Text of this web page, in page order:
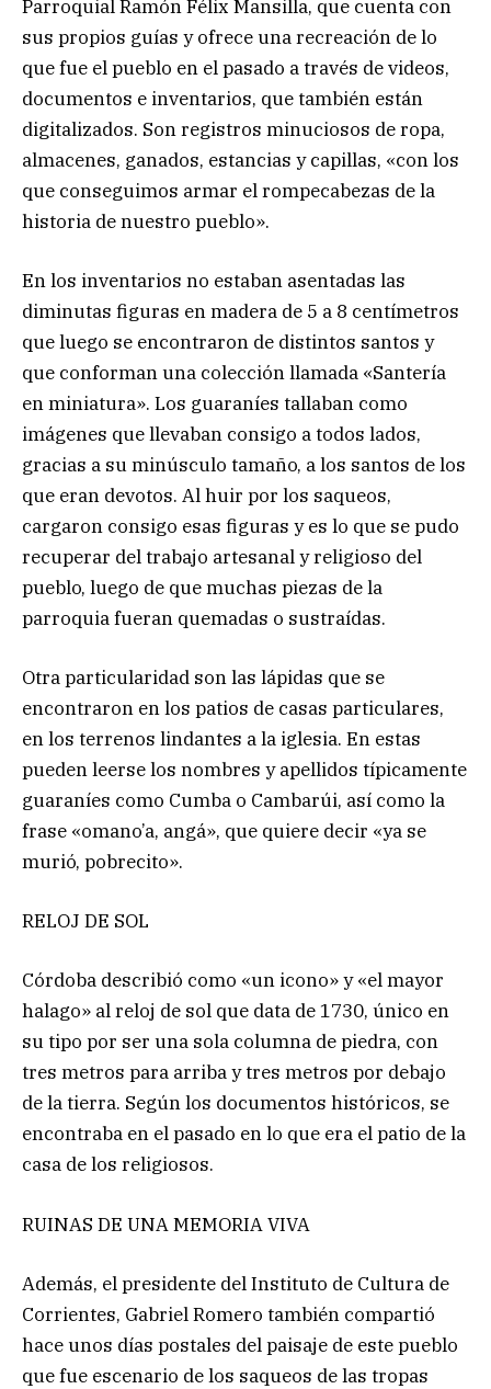
Parroquial Ramón Félix Mansilla, que cuenta con
sus propios guías y ofrece una recreación de lo
que fue el pueblo en el pasado a través de videos,
documentos e inventarios, que también están
digitalizados. Son registros minuciosos de ropa,
almacenes, ganados, estancias y capillas, «con los
que conseguimos armar el rompecabezas de la
historia de nuestro pueblo».
En los inventarios no estaban asentadas las
diminutas figuras en madera de 5 a 8 centímetros
que luego se encontraron de distintos santos y
que conforman una colección llamada «Santería
en miniatura». Los guaraníes tallaban como
imágenes que llevaban consigo a todos lados,
gracias a su minúsculo tamaño, a los santos de los
que eran devotos. Al huir por los saqueos,
cargaron consigo esas figuras y es lo que se pudo
recuperar del trabajo artesanal y religioso del
pueblo, luego de que muchas piezas de la
parroquia fueran quemadas o sustraídas.
Otra particularidad son las lápidas que se
encontraron en los patios de casas particulares,
en los terrenos lindantes a la iglesia. En estas
pueden leerse los nombres y apellidos típicamente
guaraníes como Cumba o Cambarúi, así como la
frase «omano’a, angá», que quiere decir «ya se
murió, pobrecito».
RELOJ DE SOL
Córdoba describió como «un icono» y «el mayor
halago» al reloj de sol que data de 1730, único en
su tipo por ser una sola columna de piedra, con
tres metros para arriba y tres metros por debajo
de la tierra. Según los documentos históricos, se
encontraba en el pasado en lo que era el patio de la
casa de los religiosos.
RUINAS DE UNA MEMORIA VIVA
Además, el presidente del Instituto de Cultura de
Corrientes, Gabriel Romero también compartió
hace unos días postales del paisaje de este pueblo
que fue escenario de los saqueos de las tropas